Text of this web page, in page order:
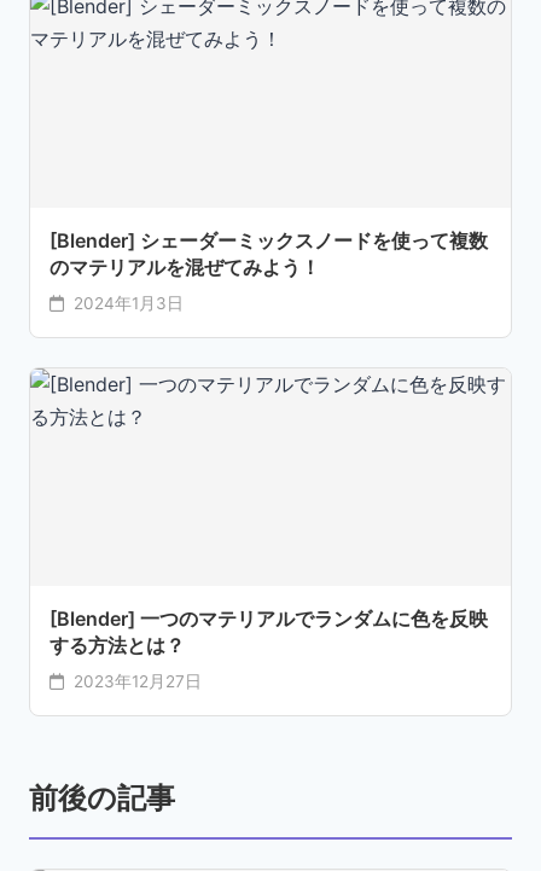
[Blender] シェーダーミックスノードを使って複数
のマテリアルを混ぜてみよう！
2024年1月3日
[Blender] 一つのマテリアルでランダムに色を反映
する方法とは？
2023年12月27日
前後の記事